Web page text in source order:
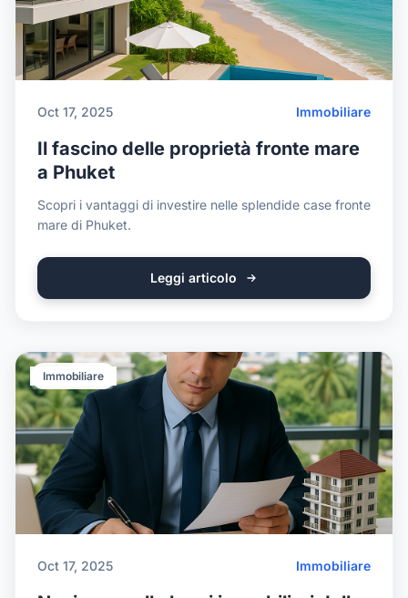
Oct 17, 2025 Immobiliare
Il fascino delle proprietà fronte mare
a Phuket
Scopri i vantaggi di investire nelle splendide case fronte
mare di Phuket.
Leggi articolo
Immobiliare
Oct 17, 2025 Immobiliare